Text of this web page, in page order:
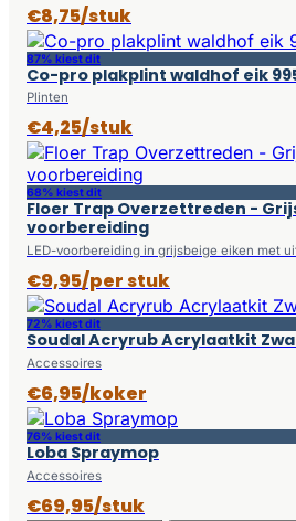
€8,75/stuk
87% kiest dit
Co-pro plakplint waldhof eik
Plinten
€4,25/stuk
68% kiest dit
Floer Trap Overzettreden -
voorbereiding
LED-voorbereiding in grijsbeige eiken met
€9,95/per stuk
72% kiest dit
Soudal Acryrub Acrylaatkit
Accessoires
€6,95/koker
76% kiest dit
Loba Spraymop
Accessoires
€69,95/stuk